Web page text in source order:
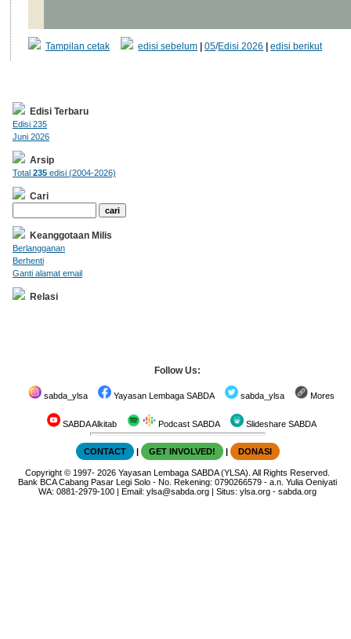
Tampilan cetak edisi sebelum |05/Edisi 2026 |edisi berikut
Edisi Terbaru
Edisi 235
Juni 2026
Arsip
Total 235edisi (2004-2026)
Cari
Keanggotaan Milis
Berlangganan
Berhenti
Ganti alamat email
Relasi
Follow Us:
sabda_ylsa Yayasan Lembaga SABDA sabda_ylsa Mores
SABDA Alkitab Podcast SABDA Slideshare SABDA
CONTACT | GET INVOLVED! | DONASI
Copyright © 1997-2026Yayasan Lembaga SABDA (YLSA). All Rights Reserved.
Bank BCA Cabang Pasar Legi Solo - No. Rekening: 0790266579 - a.n. Yulia Oeniyati
WA:0881-2979-100 | Email:ylsa@sabda.org | Situs:ylsa.org -sabda.org